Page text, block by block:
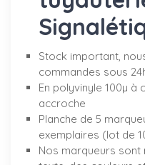
Stock important,
commandes sous
En polyvinyle 100µ
accroche
Planche de 5
exemplaires (lot de
Nos marqueurs sont